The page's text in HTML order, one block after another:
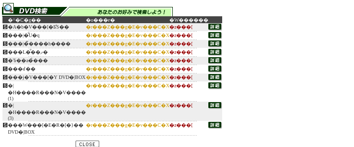
�^�C�g�� �o���ғ�
�W������
�A�b�V���[�Ƃ̎S��
�r���Z���g�E�v���C�X�z���[
���|�̐U�q
�r���Z���g�E�v���C�X�z���[
���|�̃����h����
�r���Z���g�E�v���C�X�z���[
���L�̐��ފ�
�r���Z���g�E�v���C�X�z���[
�Ԏ��a�̉���
�r���Z���g�E�v���C�X�z���[
���ꂽ��
�r���Z���g�E�v���C�X�z���[
���j�V���[�Y DVD�|BOX�r���Z���g�E�v���C�X�z���[
�|
�H����R���N�V����
(1)
�r���Z���g�E�v���C�X�z���[
�|
�H����R���N�V����
(3)
�r���Z���g�E�v���C�X�z���[
���W���[�E�R�[�}��
DVD�|BOX
�r���Z���g�E�v���C�X�z���[